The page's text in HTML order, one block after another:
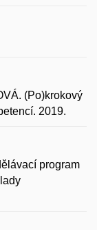
(Po)krokový
2019.
program